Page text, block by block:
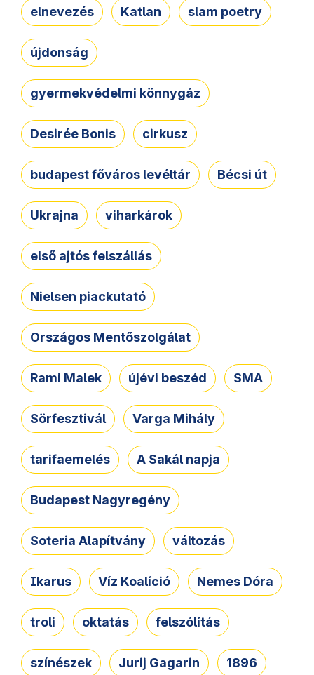
elnevezés Katlan slam poetry
újdonság
gyermekvédelmi könnygáz
Desirée Bonis cirkusz
budapest főváros levéltár Bécsi út
Ukrajna viharkárok
első ajtós felszállás
Nielsen piackutató
Országos Mentőszolgálat
Rami Malek újévi beszéd SMA
Sörfesztivál Varga Mihály
tarifaemelés A Sakál napja
Budapest Nagyregény
Soteria Alapítvány változás
Ikarus Víz Koalíció Nemes Dóra
troli oktatás felszólítás
színészek Jurij Gagarin 1896